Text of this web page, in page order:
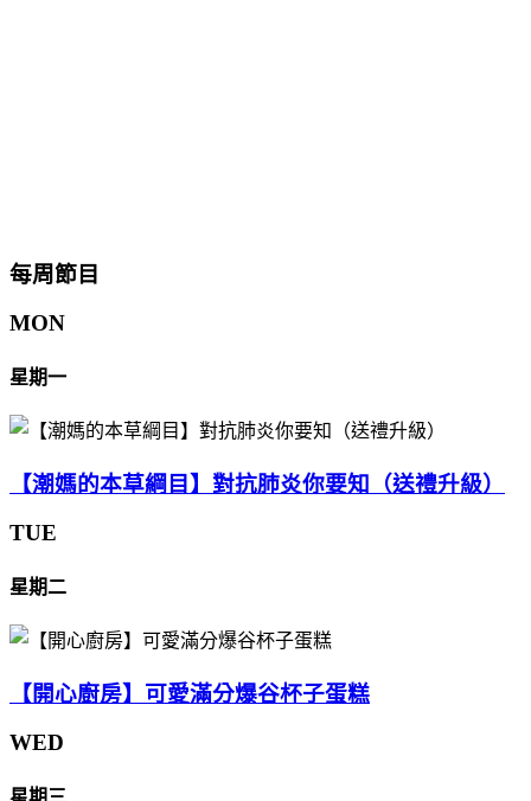
每周節目
MON
星期一
【潮媽的本草綱目】對抗肺炎你要知（送禮升級）
TUE
星期二
【開心廚房】可愛滿分爆谷杯子蛋糕
WED
星期三